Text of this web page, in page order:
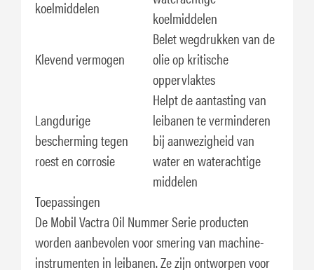
koelmiddelen
koelmiddelen
Klevend vermogen
Belet wegdrukken van de
olie op kritische
oppervlaktes
Langdurige
bescherming tegen
roest en corrosie
Helpt de aantasting van
leibanen te verminderen
bij aanwezigheid van
water en waterachtige
middelen
Toepassingen
De Mobil Vactra Oil Nummer Serie producten
worden aanbevolen voor smering van machine-
instrumenten in leibanen. Ze zijn ontworpen voor